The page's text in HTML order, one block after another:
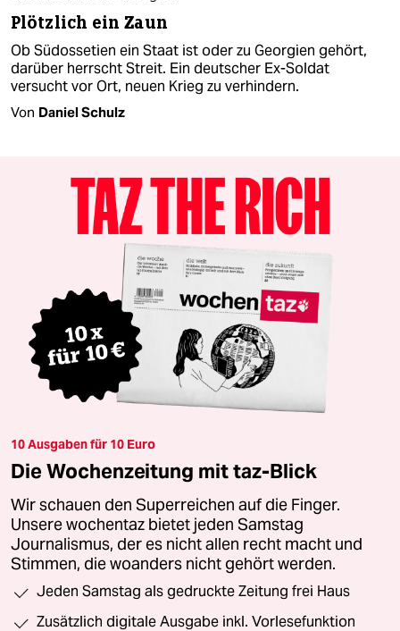
Plötzlich ein Zaun
Ob Südossetien ein Staat ist oder zu Georgien gehört,
darüber herrscht Streit. Ein deutscher Ex-Soldat
versucht vor Ort, neuen Krieg zu verhindern.
Von Daniel Schulz
10 Ausgaben für 10 Euro
Die Wochenzeitung mit taz-Blick
Wir schauen den Superreichen auf die Finger.
Unsere wochentaz bietet jeden Samstag
Journalismus, der es nicht allen recht macht und
Stimmen, die woanders nicht gehört werden.
Jeden Samstag als gedruckte Zeitung frei Haus
Zusätzlich digitale Ausgabe inkl. Vorlesefunktion